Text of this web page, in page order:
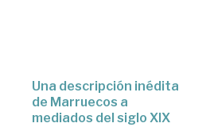
Una descripción inédita
de Marruecos a
mediados del siglo XIX